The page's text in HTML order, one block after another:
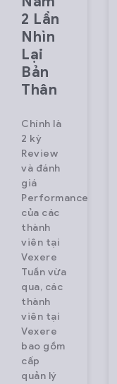
2 Lần
Nhìn
Lại
Bản
Thân
Chính là
2 kỳ
Review
và đánh
giá
Performance
của các
thành
viên tại
Vexere
Tuần vừa
qua, các
thành
viên tại
Vexere
bao gồm
cấp
quản lý
Vietnam
Nhân viên
time – Ca
Đêm
Vexere.com
là hệ thống
vé xe lớn
Nam, giúp
người dùng
có thể tìm
thông tin
View